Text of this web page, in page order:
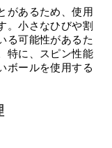
があるため、使用
。小さなひびや割
る可能性があるた
特に、スピン性能
ボールを使用する